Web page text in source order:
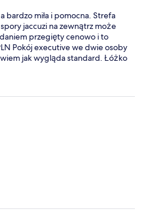
bardzo miła i pomocna. Strefa
jaccuzi na zewnątrz może
przegięty cenowo i to
Pokój executive we dwie osoby
jak wygląda standard. Łóżko
max 3 gwiazdki , poduszka
Waga w łazience nie